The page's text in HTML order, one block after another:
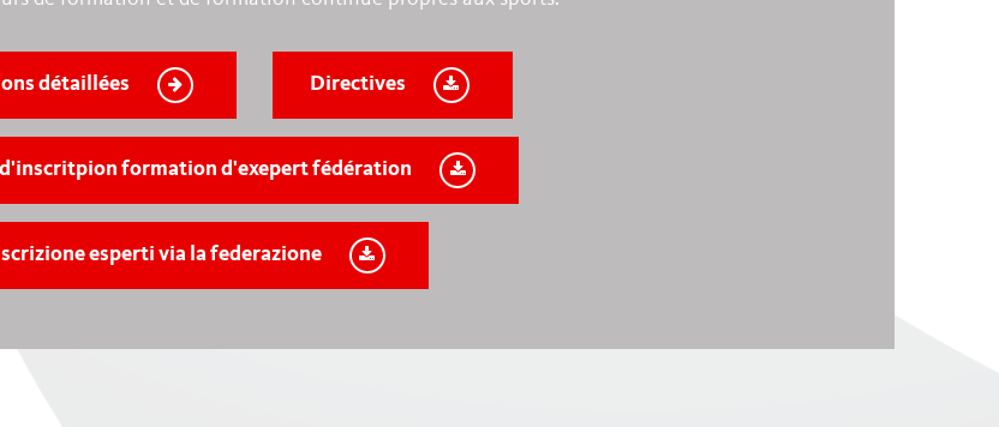
détaillées Directives
formation d'exepert fédération
Iscrizione esperti via la federazione